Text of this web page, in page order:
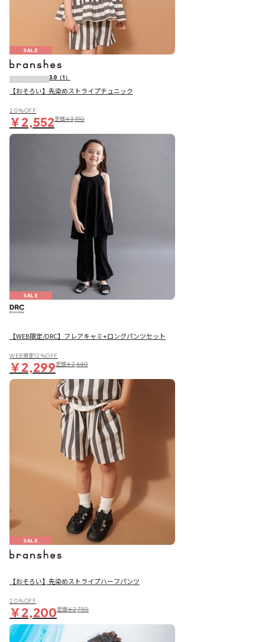
SALE
3.0 （1）
【おそろい】先染めストライプチュニック
20％OFF
￥2,552定価￥3,190
SALE
【WEB限定/DRC】フレアキャミ+ロングパンツセット
WEB限定12％OFF
￥2,299定価￥2,640
SALE
【おそろい】先染めストライプハーフパンツ
20％OFF
￥2,200定価￥2,750